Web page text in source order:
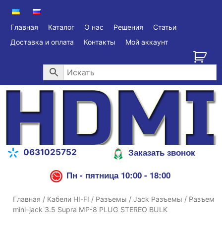
Главная Каталог О нас Решения
Статьи
Доставка и оплата
Контакты Мой аккаунт
0631025752
Заказать звонок
Пн - пятница 10:00 - 18:00
Главная / Кабели HI-FI / Разъемы /Jack Разъемы / Разъем
mini-jack 3.5 Supra MP-8 PLUG STEREO BULK